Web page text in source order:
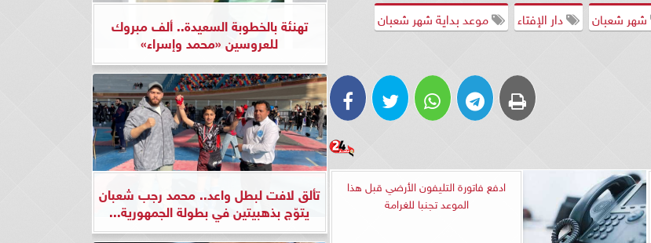
شهر شعبان دار الإفتاء
موعد بداية شهر شعبان
ادفع فاتورة التليفون الأرضي قبل هذا
الموعد تجنبا للغرامة
تهنئة بالخطوبة السعيدة.. ألف مبروك
للعروسين «محمد وإسراء»
تألق لافت لبطل واعد.. محمد رجب شعبان
يتوّج بذهبيتين في بطولة الجمهورية...